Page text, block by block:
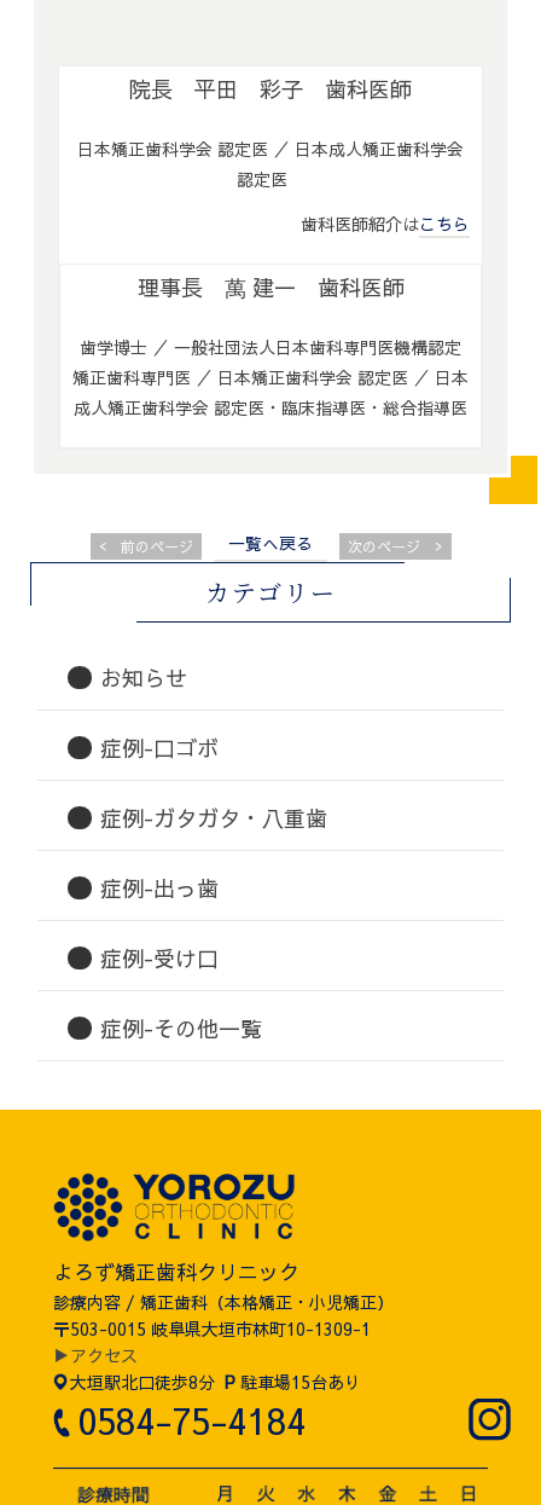
カテゴリー
お知らせ
症例-口ゴボ
症例-ガタガタ・八重歯
症例-出っ歯
症例-受け口
症例-その他一覧
院長 平田 彩子 歯科医師
日本矯正歯科学会 認定医 ／ 日本成人矯正歯科学会
認定医
歯科医師紹介はこちら
理事長 萬 建一 歯科医師
歯学博士 ／ 一般社団法人日本歯科専門医機構認定
矯正歯科専門医 ／ 日本矯正歯科学会 認定医 ／ 日本
成人矯正歯科学会 認定医・臨床指導医・総合指導医
<前のページ 一覧へ戻る 次のページ >
よろず矯正歯科クリニック
診療内容 / 矯正歯科（本格矯正・小児矯正）
〒503-0015 岐阜県大垣市林町10-1309-1
▶アクセス
大垣駅北口徒歩8分 P 駐車場15台あり
0584-75-4184